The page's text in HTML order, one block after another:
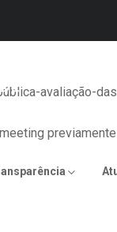
agravamento
para participar
avaliação-
agravamento
para participar